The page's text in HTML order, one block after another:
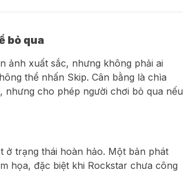
bỏ qua
ảnh xuất sắc, nhưng không phải ai
thể nhấn Skip. Cân bằng là chìa
nhưng cho phép người chơi bỏ qua nếu
ở trạng thái hoàn hảo. Một bản phát
họa, đặc biệt khi Rockstar chưa công